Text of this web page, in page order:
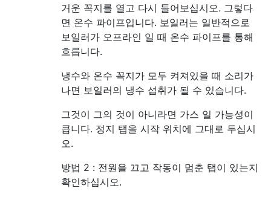
거운 꼭지를 열고 다시 들어보십시오. 그렇다
면 온수 파이프입니다. 보일러는 일반적으로
보일러가 오프라인 일 때 온수 파이프를 통해
흐릅니다.
냉수와 온수 꼭지가 모두 켜져있을 때 소리가
나면 보일러의 냉수 섭취가 될 수 있습니다.
그것이 그의 것이 아니라면 가스 일 가능성이
큽니다. 정지 탭을 시작 위치에 그대로 두십시
오.
방법 2 : 전원을 끄고 작동이 멈춘 탭이 있는지
확인하십시오.